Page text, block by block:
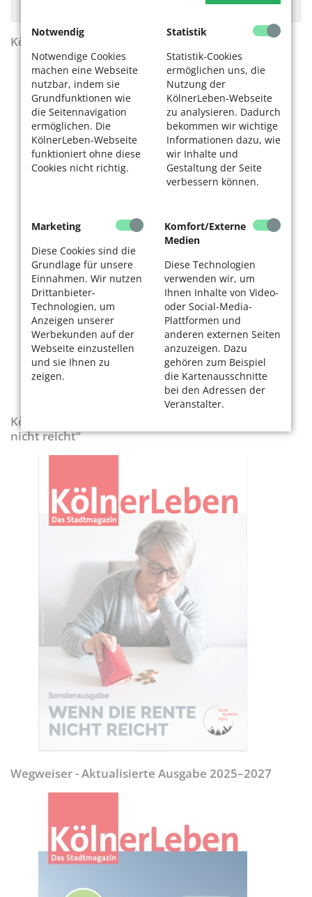
Notwendig
Notwendige Cookies
machen eine Webseite
nutzbar, indem sie
Grundfunktionen wie
die Seitennavigation
ermöglichen. Die
KölnerLeben-Webseite
funktioniert ohne diese
Cookies nicht richtig.
Statistik
Statistik-Cookies
ermöglichen uns, die
Nutzung der
KölnerLeben-Webseite
zu analysieren. Dadurch
bekommen wir wichtige
Informationen dazu, wie
wir Inhalte und
Gestaltung der Seite
verbessern können.
Marketing
Diese Cookies sind die
Grundlage für unsere
Einnahmen. Wir nutzen
Drittanbieter-
Technologien, um
Anzeigen unserer
Werbekunden auf der
Webseite einzustellen
und sie Ihnen zu
zeigen.
Komfort/Externe
Medien
Diese Technologien
verwenden wir, um
Ihnen Inhalte von Video-
oder Social-Media-
Plattformen und
anderen externen Seiten
anzuzeigen. Dazu
gehören zum Beispiel
die Kartenausschnitte
bei den Adressen der
Veranstalter.
Cookie-Meldung.
KölnerLeben Sommer 2026
KölnerLeben-Sonderausgabe „Wenn die Rente
nicht reicht“
Wegweiser - Aktualisierte Ausgabe 2025–2027